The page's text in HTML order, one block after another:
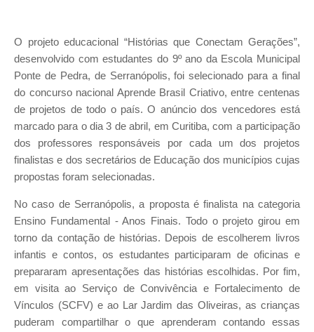
O projeto educacional “Histórias que Conectam Gerações”,
desenvolvido com estudantes do 9º ano da Escola Municipal
Ponte de Pedra, de Serranópolis, foi selecionado para a final
do concurso nacional Aprende Brasil Criativo, entre centenas
de projetos de todo o país. O anúncio dos vencedores está
marcado para o dia 3 de abril, em Curitiba, com a participação
dos professores responsáveis por cada um dos projetos
finalistas e dos secretários de Educação dos municípios cujas
propostas foram selecionadas.
No caso de Serranópolis, a proposta é finalista na categoria
Ensino Fundamental - Anos Finais. Todo o projeto girou em
torno da contação de histórias. Depois de escolherem livros
infantis e contos, os estudantes participaram de oficinas e
prepararam apresentações das histórias escolhidas. Por fim,
em visita ao Serviço de Convivência e Fortalecimento de
Vínculos (SCFV) e ao Lar Jardim das Oliveiras, as crianças
puderam compartilhar o que aprenderam contando essas